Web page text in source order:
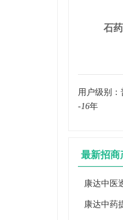
石
用户级别：
-16年
最新招商
康达中医
康达中药